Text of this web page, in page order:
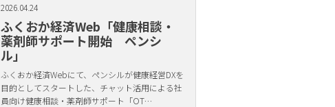
2026.04.24
ふくおか経済Web「健康相談・
薬剤師サポート開始 ペンシ
ル」
ふくおか経済Webにて、ペンシルが健康経営DXを
目的としてスタートした、チャット活用による社
員向け健康相談・薬剤師サポート「OT…